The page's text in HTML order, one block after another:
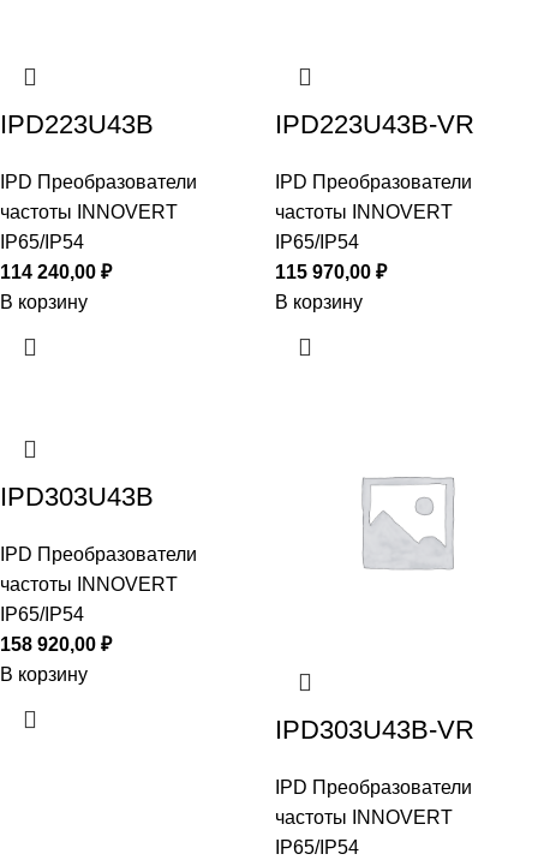
IPD223U43B
IPD Преобразователи
частоты INNOVERT
IP65/IP54
114 240,00 ₽
В корзину
IPD223U43B-VR
IPD Преобразователи
частоты INNOVERT
IP65/IP54
115 970,00 ₽
В корзину
IPD303U43B
IPD Преобразователи
частоты INNOVERT
IP65/IP54
158 920,00 ₽
В корзину
IPD303U43B-VR
IPD Преобразователи
частоты INNOVERT
IP65/IP54